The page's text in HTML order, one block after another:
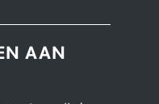
AAN